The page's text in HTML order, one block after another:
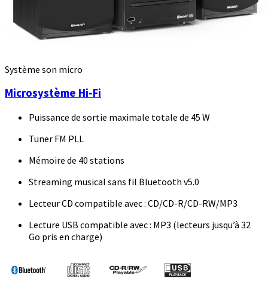
Système son micro
Microsystème Hi-Fi
Puissance de sortie maximale totale de 45 W
Tuner FM PLL
Mémoire de 40 stations
Streaming musical sans fil Bluetooth v5.0
Lecteur CD compatible avec : CD/CD-R/CD-RW/MP3
Lecture USB compatible avec : MP3 (lecteurs jusqu’à 32
Go pris en charge)